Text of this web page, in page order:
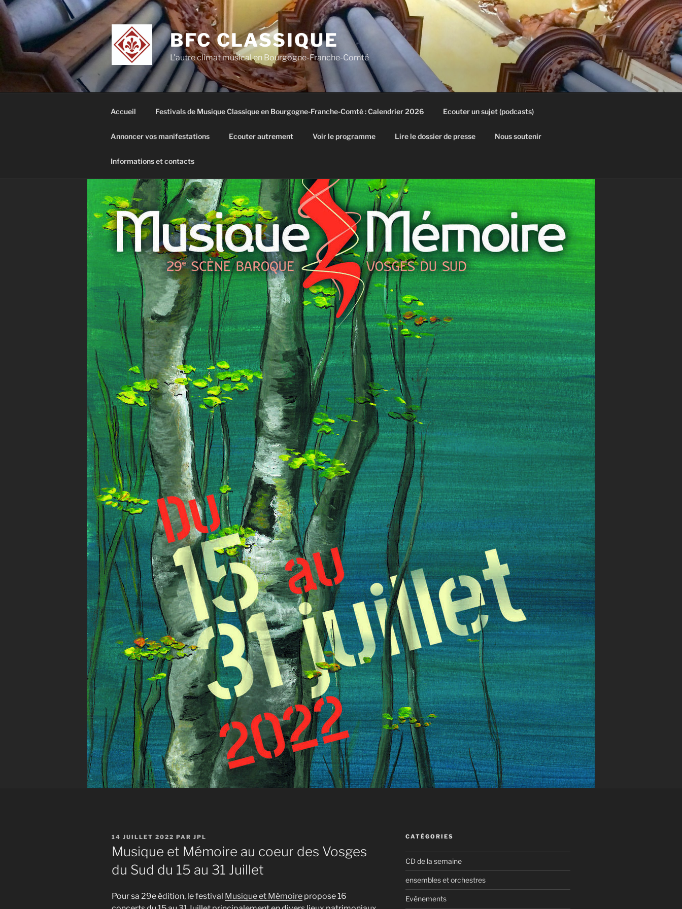
Aller
au
contenu
principal
BFC CLASSIQUE
L'autre climat musical en Bourgogne-Franche-Comté
Accueil Festivals de Musique Classique en Bourgogne-Franche-Comté : Calendrier 2026 Ecouter un sujet (podcasts)
Annoncer vos manifestations Ecouter autrement Voir le programme Lire le dossier de presse Nous soutenir
Informations et contacts
PUBLIÉ
LE
14 JUILLET 2022 PAR JPL
Musique et Mémoire au coeur des Vosges
du Sud du 15 au 31 Juillet
Pour sa 29e édition, le festival Musique et Mémoire propose 16
CATÉGORIES
CD de la semaine
ensembles et orchestres
Evénements